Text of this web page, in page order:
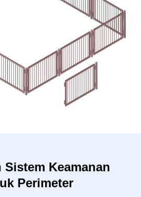
Sistem Keamanan
Perimeter